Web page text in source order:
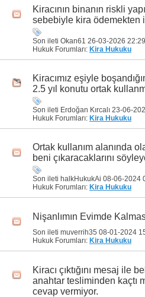
Kiracının binanın riskli
sebebiyle kira ödemekten
Son ileti Okan61 26-03-2026
Hukuk Forumları: Kira Hukuku
Kiracımız eşiyle
2.5 yıl konutu ortak
Son ileti Erdoğan Kırcalı 23-06-
Hukuk Forumları: Kira Hukuku
Ortak kullanım alanında
beni çıkaracaklarını
Son ileti halkHukukAi 08-06-2024
Hukuk Forumları: Kira Hukuku
Nişanlımın Evimde
Son ileti muverrih35 08-01-2024
Hukuk Forumları: Kira Hukuku
Kiracı çıktığını mesaj ile
anahtar tesliminden kaçtı
cevap vermiyor.